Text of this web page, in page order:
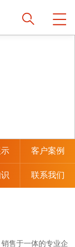
客户案例
联系我们
售于一体的专业企